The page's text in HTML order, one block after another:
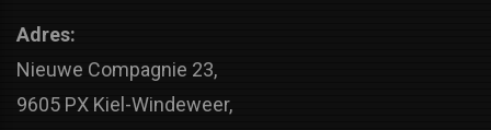
Adres:
Nieuwe Compagnie 23,
9605 PX Kiel-Windeweer,